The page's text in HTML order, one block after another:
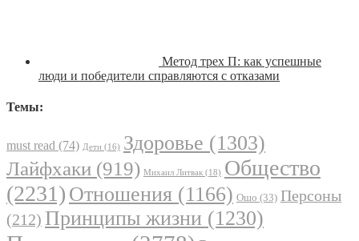
Метод трех П: как успешные
люди и победители справляются с отказами
Темы:
must read (74) Дети (16) Здоровье (1303)
Лайфхаки (919) Михаил Литвак (18) Общество
(2231) Отношения (1166) Ошо (33) Персоны
(212) Принципы жизни (1230)